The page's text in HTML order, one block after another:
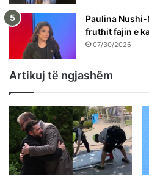
Paulina
fruthit fajin e
07/30/2026
Artikuj të ngjashëm